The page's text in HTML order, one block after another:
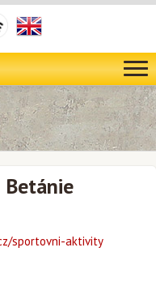
sportovni-aktivity